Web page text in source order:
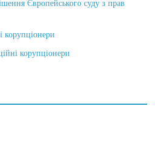
Європейського суду з прав
корупціонери
корупціонери